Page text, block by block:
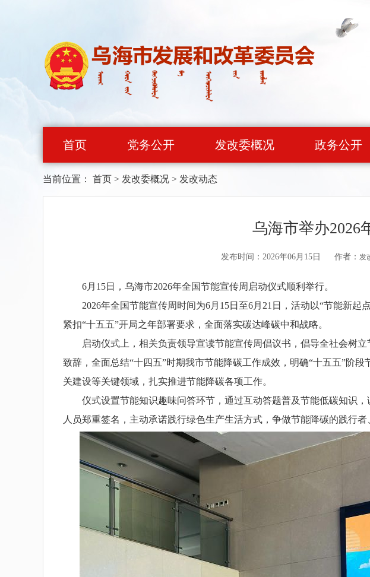
首页 党务公开 发改委概况 政务公开
当前位置： 首页 > 发改委概况 > 发改动态
乌海市举办2026
发布时间：2026年06月15日 作者： 发
6月15日，乌海市2026年全国节能宣传周启动仪式顺利举行。
2026年全国节能宣传周时间为6月15日至6月21日，活动以“节能新起
紧扣“十五五”开局之年部署要求，全面落实碳达峰碳中和战略。
启动仪式上，相关负责领导宣读节能宣传周倡议书，倡导全社会树立
致辞，全面总结“十四五”时期我市节能降碳工作成效，明确“十五五”阶
关建设等关键领域，扎实推进节能降碳各项工作。
仪式设置节能知识趣味问答环节，通过互动答题普及节能低碳知识，
人员郑重签名，主动承诺践行绿色生产生活方式，争做节能降碳的践行者